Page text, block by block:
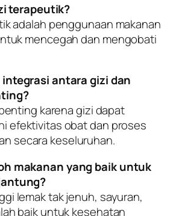
terapeutik?
adalah penggunaan makanan
mencegah dan mengobati
integrasi antara gizi dan
karena gizi dapat
efektivitas obat dan proses
secara keseluruhan.
makanan yang baik untuk
lemak tak jenuh, sayuran,
baik untuk kesehatan